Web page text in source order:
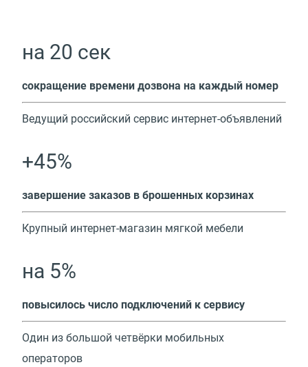
на 20 сек
cокращение времени дозвона на каждый номер
Ведущий российский сервис интернет-объявлений
+45%
завершение заказов в брошенных корзинах
Крупный интернет-магазин мягкой мебели
на 5%
повысилось число подключений к сервису
Один из большой четвёрки мобильных
операторов